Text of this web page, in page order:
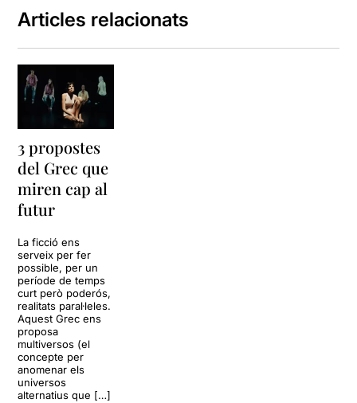
Articles relacionats
3 propostes
del Grec que
miren cap al
futur
La ficció ens
serveix per fer
possible, per un
període de temps
curt però poderós,
realitats paral·leles.
Aquest Grec ens
proposa
multiversos (el
concepte per
anomenar els
universos
alternatius que […]